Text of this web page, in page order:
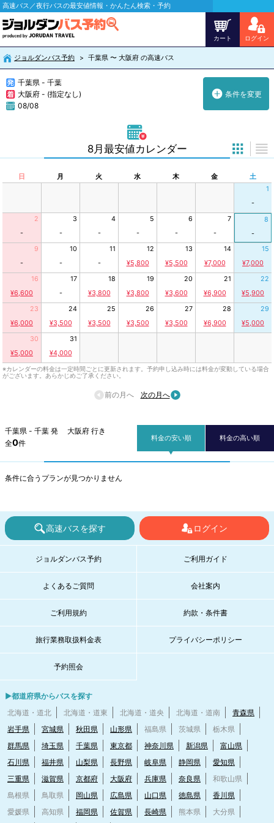
高速バス／夜行バスの最安値情報・かんたん検索・予約
カート ログイン
ジョルダンバス予約 千葉県 〜 大阪府 の高速バス
千葉県 - 千葉
大阪府 - (指定なし)
08/08
条件を変更
8月最安値カレンダー
日 月 火 水 木 金
土
1
-
2
-
3
-
4
-
5
-
6
-
7
-
8
-
9
-
10
-
11
-
12
¥5,800
13
¥5,500
14
¥7,000
15
¥7,000
16
¥6,600
17
-
18
¥3,800
19
¥3,800
20
¥3,600
21
¥6,900
22
¥5,900
23
¥6,000
24
¥3,500
25
¥3,500
26
¥3,500
27
¥3,500
28
¥6,900
29
¥5,000
30
¥5,000
31
¥4,000
※カレンダーの料金は一定時間ごとに更新されます。予約申し込み時には料金が変動している場合
がございます。あらかじめご了承ください。
前の月へ 次の月へ
千葉県 - 千葉 発 大阪府 行き
全0件
料金の安い順 料金の高い順
条件に合うプランが見つかりません
高速バスを探す ログイン
ジョルダンバス予約 ご利用ガイド
よくあるご質問 会社案内
ご利用規約 約款・条件書
旅行業務取扱料金表 プライバシーポリシー
予約照会
▶都道府県からバスを探す
北海道・道北
北海道・道東 北海道・道央 北海道・道南
青森県
岩手県
宮城県 秋田県 山形県 福島県 茨城県
栃木県
群馬県
埼玉県 千葉県 東京都 神奈川県 新潟県
富山県
石川県
福井県 山梨県 長野県 岐阜県 静岡県
愛知県
三重県
滋賀県 京都府 大阪府 兵庫県 奈良県
和歌山県
島根県
鳥取県 岡山県 広島県 山口県 徳島県
香川県
愛媛県
高知県 福岡県 佐賀県 長崎県 熊本県 大分県